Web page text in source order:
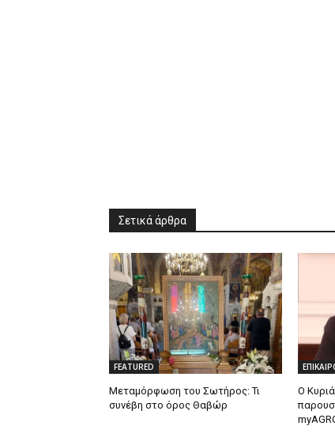
Σετικά άρθρα
FEATURED
Μεταμόρφωση του Σωτήρος: Τι
συνέβη στο όρος Θαβώρ
Ο